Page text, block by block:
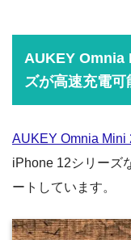
AUKEY Omnia
ズが高速充電可
AUKEY Omnia Mini
iPhone 12シリーズ
ートしています。